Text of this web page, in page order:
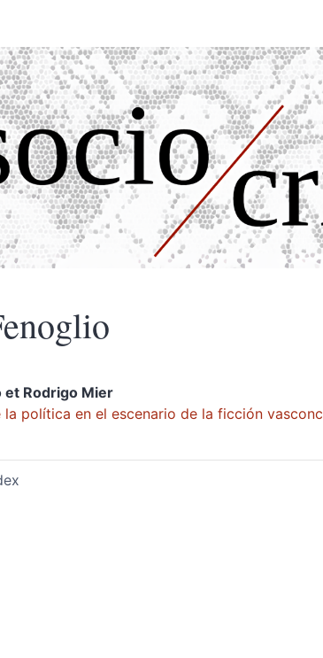
et Rodrigo Mier
la política en el escenario de la ficción